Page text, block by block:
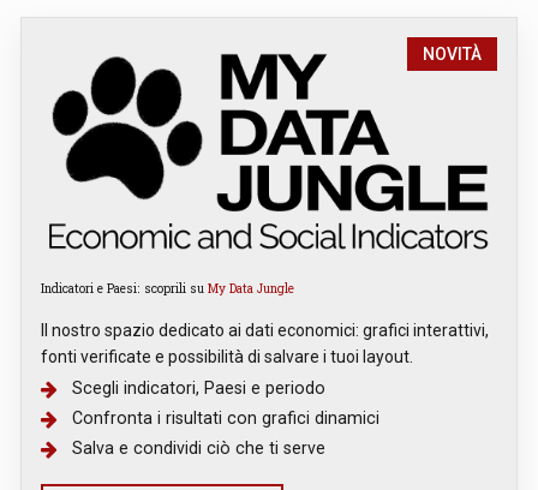
NOVITÀ
Indicatori e Paesi: scoprili su My Data Jungle
Il nostro spazio dedicato ai dati economici: grafici interattivi,
fonti verificate e possibilità di salvare i tuoi layout.
Scegli indicatori, Paesi e periodo
Confronta i risultati con grafici dinamici
Salva e condividi ciò che ti serve